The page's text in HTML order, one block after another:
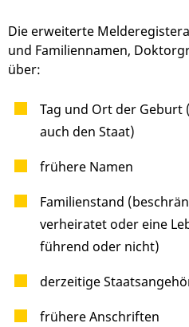
Die erweiterte
und Familiennamen,
über:
Tag und Ort der Geburt
auch den Staat)
frühere Namen
Familienstand
verheiratet oder eine
führend oder nicht)
derzeitige
frühere Anschriften